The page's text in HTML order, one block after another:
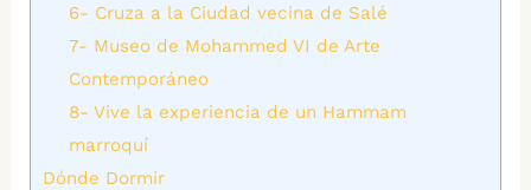
6- Cruza a la Ciudad vecina de Salé
7- Museo de Mohammed VI de Arte
Contemporáneo
8- Vive la experiencia de un Hammam
marroquí
Dónde Dormir